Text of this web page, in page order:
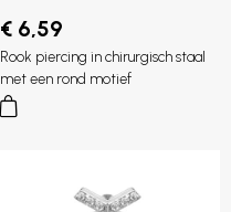
€ 6,59
Rook piercing in chirurgisch staal
met een rond motief